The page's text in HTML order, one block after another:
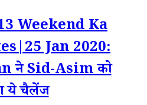
Weekend Ka
Jan 2020:
ने Sid-Asim को
ये चैलेंज